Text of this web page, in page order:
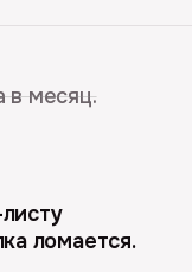
в месяц.
ломается.